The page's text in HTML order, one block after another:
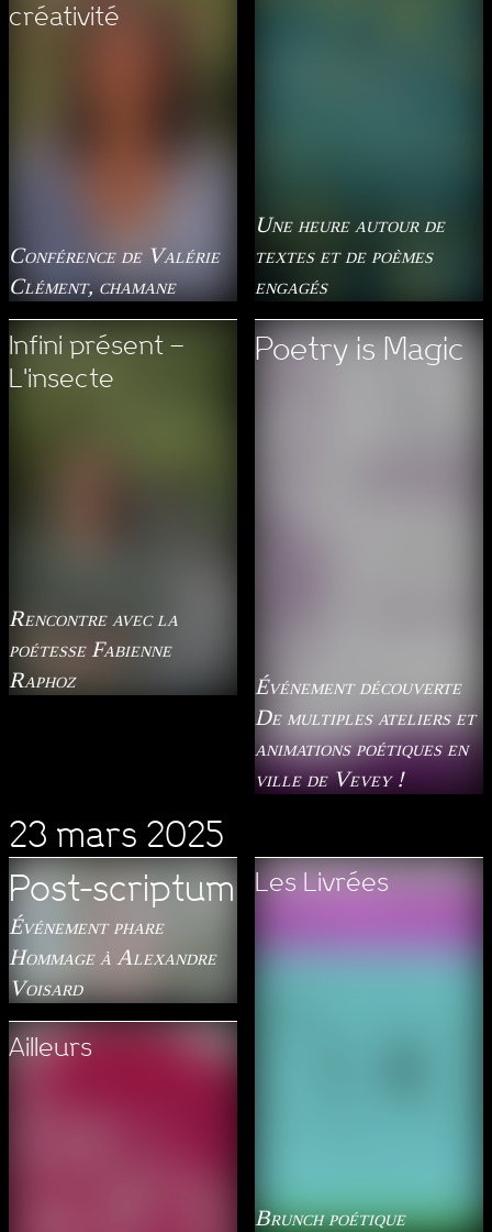
créativité
Conférence de Valérie
Clément, chamane
Infini présent –
L'insecte
Rencontre avec la
poétesse Fabienne
Raphoz
Une heure autour de
textes et de poèmes
engagés
Poetry is Magic
Événement découverte
De multiples ateliers et
animations poétiques en
ville de Vevey !
23 mars 2025
Post-scriptum
Événement phare
Hommage à Alexandre
Voisard
Ailleurs
Les Livrées
Brunch poétique